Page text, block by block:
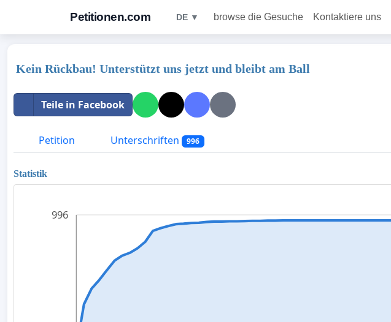
Petitionen.com DE ▼ browse die Gesuche Kontaktiere uns
Kein Rückbau! Unterstützt uns jetzt und bleibt am Ball
Teile in Facebook
Petition Unterschriften 996
Statistik
996